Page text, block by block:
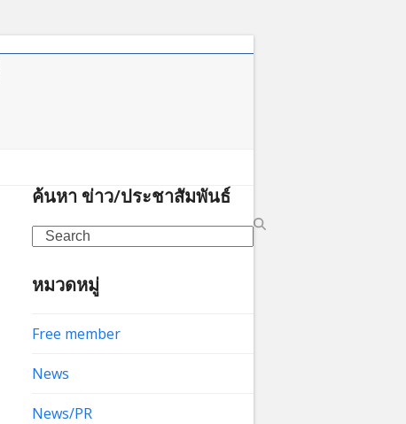
ค้นหา ข่าว/ประชาสัมพันธ์
Search
หมวดหมู่
Free member
News
News/PR